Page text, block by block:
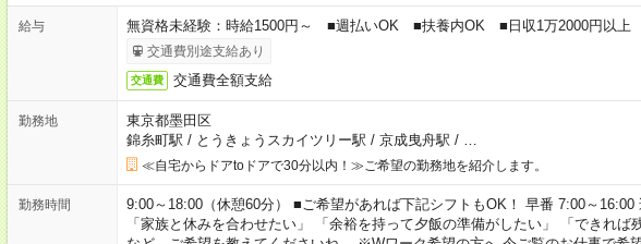
給与 無資格未経験：時給1500円～ ■週払いOK ■扶養内OK ■日収1万2000円以上
交通費別途支給あり
交通費 交通費全額支給
勤務地
東京都墨田区
錦糸町駅 / とうきょうスカイツリー駅 / 京成曳舟駅 /
≪自宅からドアtoドアで30分以内！≫ご希望の勤務地を紹介します。
勤務時間
9:00～18:00（休憩60分） ■ご希望があれば下記シフトもOK！ 早番 7:00～16:00
「家族と休みを合わせたい」 「余裕を持って夕飯の準備がしたい」 「できれば